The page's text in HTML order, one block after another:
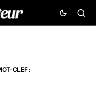
CLEF :